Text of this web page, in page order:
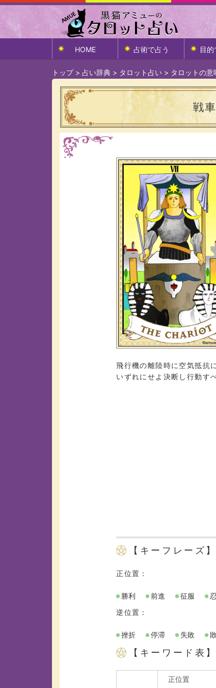
HOME 占術で占う 目的
トップ> 占い辞典 > タロット占い > タロットの意
戦
飛行機の離陸時に空気抵抗
いずれにせよ決断し行動す
【キーフレーズ】
正位置：
勝利 前進 征服
逆位置：
挫折 停滞 失敗
【キーワード表】
正位置